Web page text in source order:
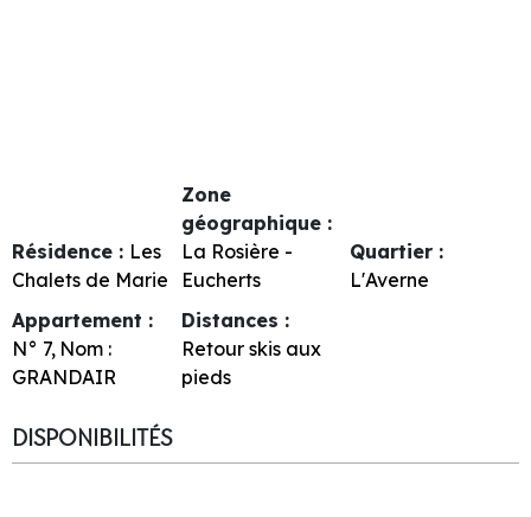
Résidence : Les
Chalets de Marie
Zone
géographique :
La Rosière -
Eucherts
Quartier :
L'Averne
Appartement :
N° 7 Nom :
GRANDAIR
Distances :
Retour skis aux
pieds
DISPONIBILITÉS